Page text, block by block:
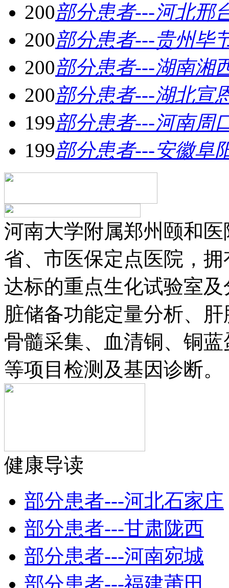
200部分患者---河北邢
200部分患者---贵州毕
200部分患者---湖南湘
200部分患者---湖北宣
199部分患者---河南周
199部分患者---安徽阜
河南大学附属郑州颐和
省、市医保定点医院，
达标的重点生化试验室
脏储备功能定量分析、
骨髓采集、血清铜、铜
等项目检测及基因诊断。
健康导读
部分患者---河北石家庄
部分患者---甘肃陇西
部分患者---河南宛城
部分患者---福建莆田